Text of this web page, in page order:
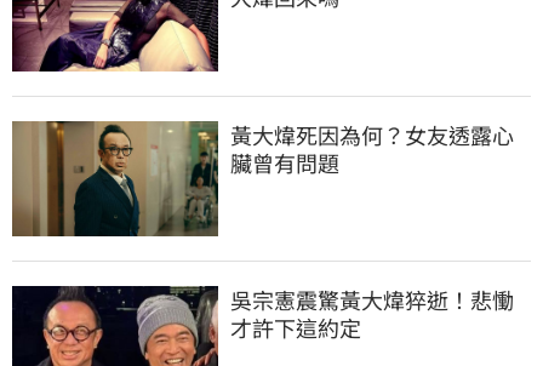
黃大煒死因為何？女友透露心
臟曾有問題
吳宗憲震驚黃大煒猝逝！悲慟
才許下這約定